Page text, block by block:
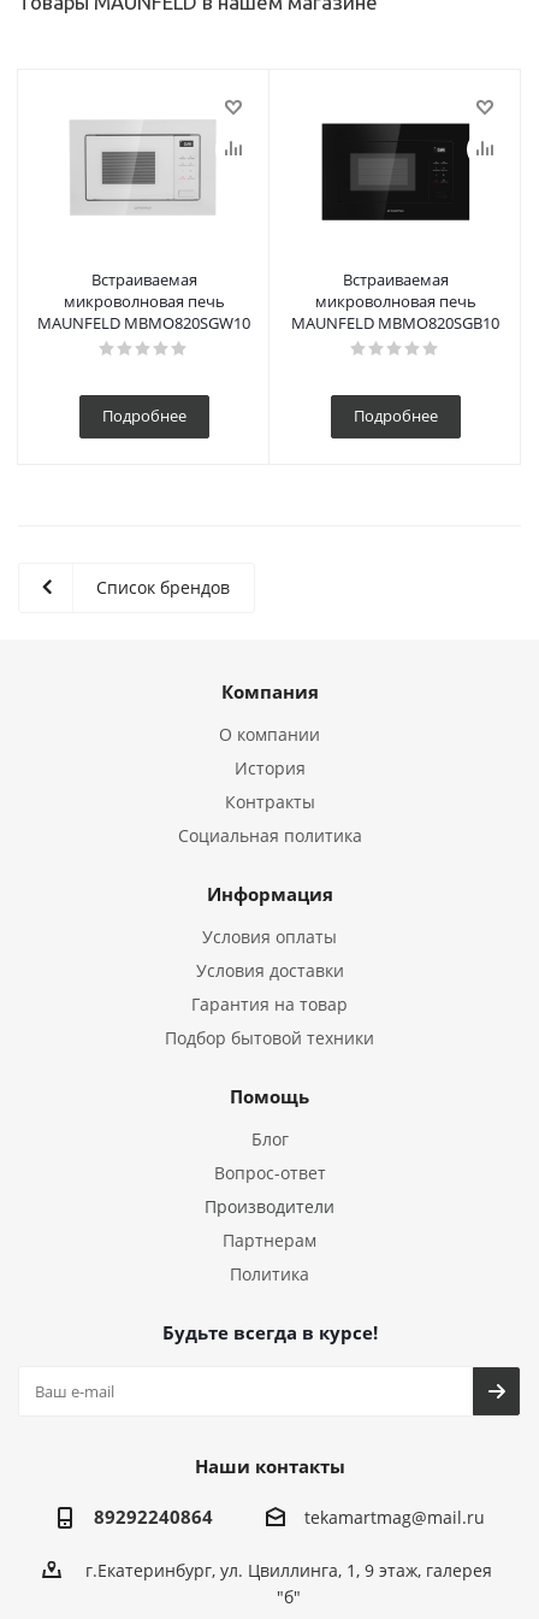
Встраиваемая
микроволновая печь
MAUNFELD MBMO820SGW10
Подробнее
Встраиваемая
микроволновая печь
MAUNFELD MBMO820SGB10
Подробнее
Список брендов
Компания
О компании
История
Контракты
Социальная политика
Информация
Условия оплаты
Условия доставки
Гарантия на товар
Подбор бытовой техники
Помощь
Блог
Вопрос-ответ
Производители
Партнерам
Политика
Будьте всегда в курсе!
Наши контакты
89292240864 tekamartmag@mail.ru
г.Екатеринбург, ул. Цвиллинга, 1, 9 этаж, галерея
"б"